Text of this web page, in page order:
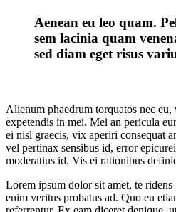
Aenean eu leo quam.
sem lacinia quam
sed diam eget risus
Alienum phaedrum torquatos nec
expetendis in mei. Mei an pericula
ei nisl graecis, vix aperiri consequat
vel pertinax sensibus id, error
moderatius id. Vis ei rationibus
Lorem ipsum dolor sit amet, te
enim veritus probatus ad. Quo eu